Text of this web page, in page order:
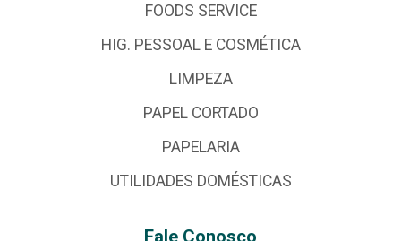
FOODS SERVICE
HIG. PESSOAL E COSMÉTICA
LIMPEZA
PAPEL CORTADO
PAPELARIA
UTILIDADES DOMÉSTICAS
Fale Conosco